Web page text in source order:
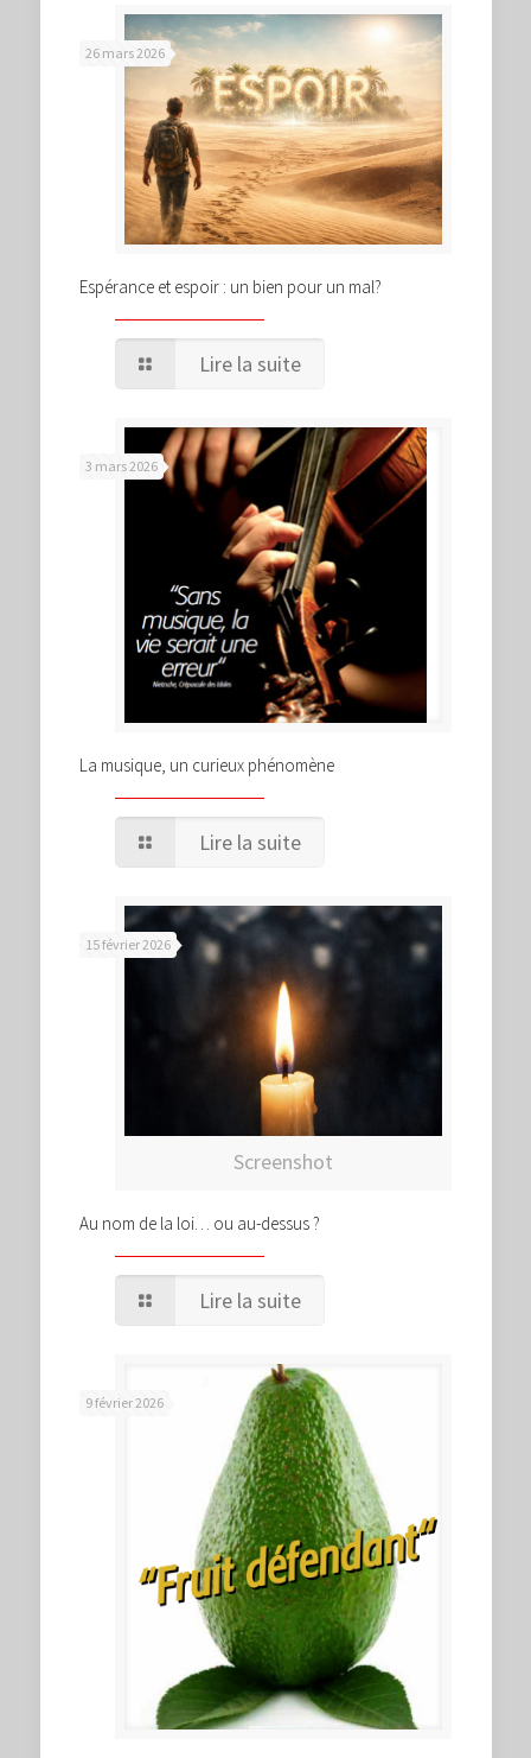
26 mars 2026
Espérance et espoir : un bien pour un mal?
Lire la suite
3 mars 2026
La musique, un curieux phénomène
Lire la suite
Screenshot
15 février 2026
Au nom de la loi… ou au-dessus ?
Lire la suite
9 février 2026